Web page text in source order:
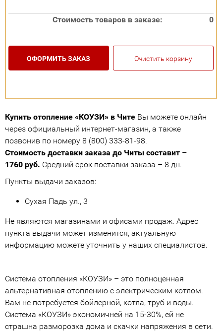
Стоимость товаров в заказе: 0
ОФОРМИТЬ ЗАКАЗ Очистить корзину
Купить отопление «КОУЗИ» в Чите Вы можете онлайн
через официальный интернет-магазин, а также
позвонив по номеру 8 (800) 333-81-98.
Стоимость доставки заказа до Читы составит –
1760 руб. Средний срок поставки заказа – 8 дн.
Пункты выдачи заказов:
Сухая Падь ул., 3
Не являются магазинами и офисами продаж. Адрес
пункта выдачи может изменится, актуальную
информацию можете уточнить у наших специалистов.
Система отопления «КОУЗИ» – это полноценная
альтернативная отоплению с электрическим котлом.
Вам не потребуется бойлерной, котла, труб и воды.
Система «КОУЗИ» экономичней на 15-30%, ей не
страшна разморозка дома и скачки напряжения в сети.